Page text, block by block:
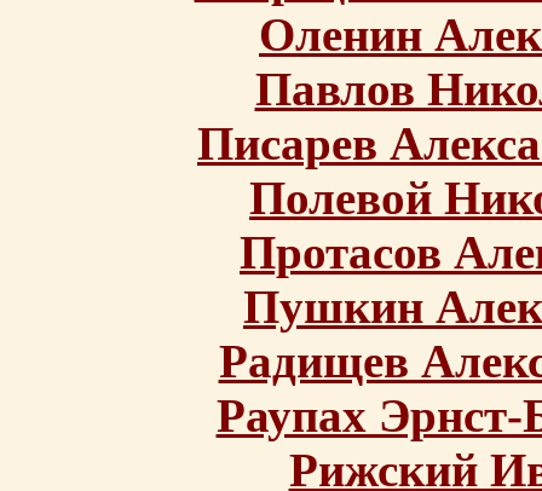
Оленин
Павлов
Писарев
Полевой
Протасов
Пушкин
Радищев
Раупах
Рижский